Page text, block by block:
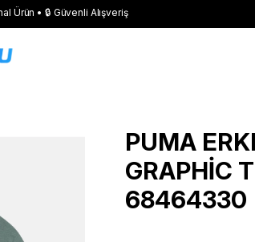
Ürün • 🔒 Güvenli Alışveriş
PUMA
GRAPHİC
68464330